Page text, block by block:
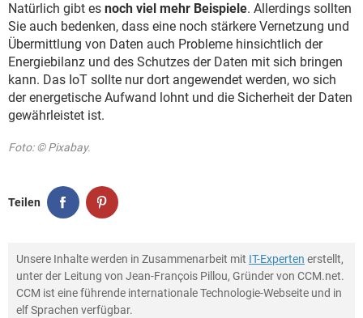
Natürlich gibt es noch viel mehr Beispiele. Allerdings sollten
Sie auch bedenken, dass eine noch stärkere Vernetzung und
Übermittlung von Daten auch Probleme hinsichtlich der
Energiebilanz und des Schutzes der Daten mit sich bringen
kann. Das IoT sollte nur dort angewendet werden, wo sich
der energetische Aufwand lohnt und die Sicherheit der Daten
gewährleistet ist.
Foto: © Pixabay.
Teilen
Unsere Inhalte werden in Zusammenarbeit mit IT-Experten erstellt,
unter der Leitung von Jean-François Pillou, Gründer von CCM.net.
CCM ist eine führende internationale Technologie-Webseite und in
elf Sprachen verfügbar.